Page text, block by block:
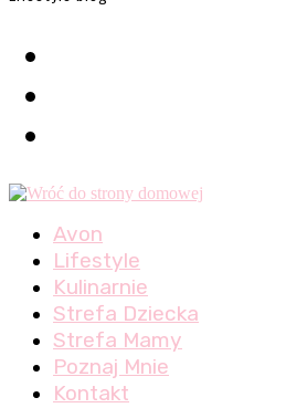
Avon
Lifestyle
Kulinarnie
Strefa Dziecka
Strefa Mamy
Poznaj Mnie
Kontakt